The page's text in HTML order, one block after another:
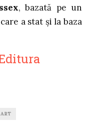
, bazată pe un
a stat și la baza